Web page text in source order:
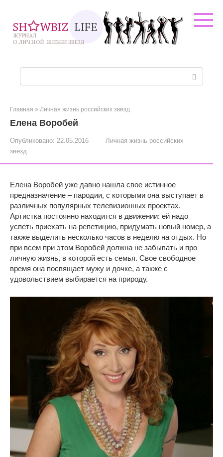
контенту
Главная » Личная жизнь российских звезд
Елена Воробей
Опубликовано: 22.05.2016
Личная жизнь российских
звезд
Елена Воробей уже давно нашла свое истинное
предназначение – пародии, с которыми она выступает в
различных популярных телевизионных проектах.
Артистка постоянно находится в движении: ей надо
успеть приехать на репетицию, придумать новый номер, а
также выделить несколько часов в неделю на отдых. Но
при всем при этом Воробей должна не забывать и про
личную жизнь, в которой есть семья. Свое свободное
время она посвящает мужу и дочке, а также с
удовольствием выбирается на природу.